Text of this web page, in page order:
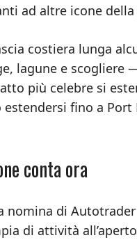
ad altre icone
costiera lunga
lagune e scogliere
più celebre si
fino a
conta ora
nomina di
di attività